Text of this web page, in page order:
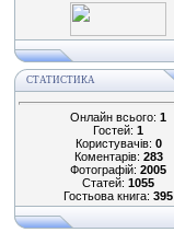
СТАТИСТИКА
Онлайн всього: 1
Гостей: 1
Користувачів: 0
Коментарів: 283
Фотографій: 2005
Статей: 1055
Гостьова книга: 395